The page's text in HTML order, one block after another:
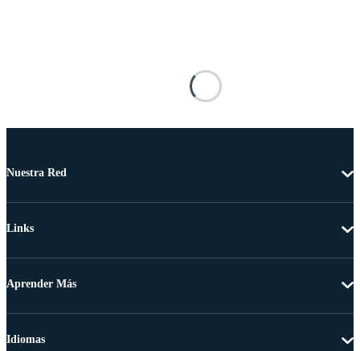
Nuestra Red
Links
Aprender Más
Idiomas